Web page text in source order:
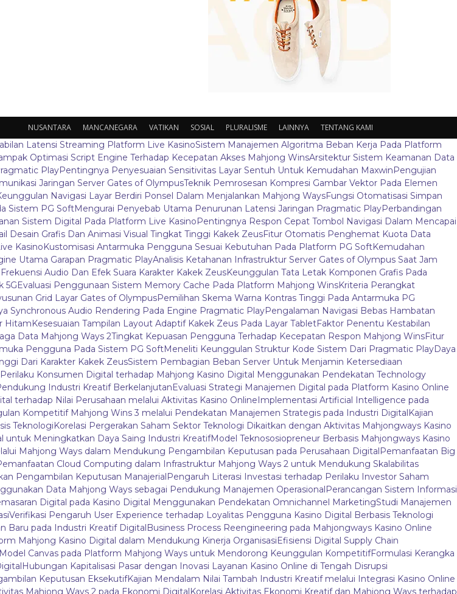
NUSANTARA MANCANEGARA VATIKAN SOSIAL PLURALISME LAINNYA TENTANG KAMI
Latensi Streaming Platform Live KasinoSistem Manajemen Algoritma Beban Kerja Pada Platform
Optimasi Script Engine Terhadap Kecepatan Akses Mahjong WinsArsitektur Sistem Keamanan Data
PlayPentingnya Penyesuaian Sensitivitas Layar Sentuh Untuk Kemudahan MaxwinPengujian
Jaringan Server Gates of OlympusTeknik Pemrosesan Kompresi Gambar Vektor Pada Elemen
Navigasi Layar Berdiri Ponsel Dalam Menjalankan Mahjong WaysFungsi Otomatisasi Simpan
Sistem PG SoftMengurai Penyebab Utama Penurunan Latensi Jaringan Pragmatic PlayPerbandingan
Sistem Digital Pada Platform Live KasinoPentingnya Respon Cepat Tombol Navigasi Dalam Mencapai
Desain Grafis Dan Animasi Visual Tingkat Tinggi Kakek ZeusFitur Otomatis Penghemat Kuota Data
KasinoKustomisasi Antarmuka Pengguna Sesuai Kebutuhan Pada Platform PG SoftKemudahan
Utama Garapan Pragmatic PlayAnalisis Ketahanan Infrastruktur Server Gates of Olympus Saat Jam
Audio Dan Efek Suara Karakter Kakek ZeusKeunggulan Tata Letak Komponen Grafis Pada
5GEvaluasi Penggunaan Sistem Memory Cache Pada Platform Mahjong WinsKriteria Perangkat
Grid Layar Gates of OlympusPemilihan Skema Warna Kontras Tinggi Pada Antarmuka PG
Synchronous Audio Rendering Pada Engine Pragmatic PlayPengalaman Navigasi Bebas Hambatan
HitamKesesuaian Tampilan Layout Adaptif Kakek Zeus Pada Layar TabletFaktor Penentu Kestabilan
Data Mahjong Ways 2Tingkat Kepuasan Pengguna Terhadap Kecepatan Respon Mahjong WinsFitur
Pengguna Pada Sistem PG SoftMeneliti Keunggulan Struktur Kode Sistem Dari Pragmatic PlayDaya
Dari Karakter Kakek ZeusSistem Pembagian Beban Server Untuk Menjamin Ketersediaan
Perilaku Konsumen Digital terhadap Mahjong Kasino Digital Menggunakan Pendekatan Technology
Industri Kreatif BerkelanjutanEvaluasi Strategi Manajemen Digital pada Platform Kasino Online
terhadap Nilai Perusahaan melalui Aktivitas Kasino OnlineImplementasi Artificial Intelligence pada
Kompetitif Mahjong Wins 3 melalui Pendekatan Manajemen Strategis pada Industri DigitalKajian
TeknologiKorelasi Pergerakan Saham Sektor Teknologi Dikaitkan dengan Aktivitas Mahjongways Kasino
untuk Meningkatkan Daya Saing Industri KreatifModel Teknososiopreneur Berbasis Mahjongways Kasino
Mahjong Ways dalam Mendukung Pengambilan Keputusan pada Perusahaan DigitalPemanfaatan Big
Cloud Computing dalam Infrastruktur Mahjong Ways 2 untuk Mendukung Skalabilitas
Pengambilan Keputusan ManajerialPengaruh Literasi Investasi terhadap Perilaku Investor Saham
Data Mahjong Ways sebagai Pendukung Manajemen OperasionalPerancangan Sistem Informasi
Digital pada Kasino Digital Menggunakan Pendekatan Omnichannel MarketingStudi Manajemen
Verifikasi Pengaruh User Experience terhadap Loyalitas Pengguna Kasino Digital Berbasis Teknologi
Baru pada Industri Kreatif DigitalBusiness Process Reengineering pada Mahjongways Kasino Online
Mahjong Kasino Digital dalam Mendukung Kinerja OrganisasiEfisiensi Digital Supply Chain
Model Canvas pada Platform Mahjong Ways untuk Mendorong Keunggulan KompetitifFormulasi Kerangka
Hubungan Kapitalisasi Pasar dengan Inovasi Layanan Kasino Online di Tengah Disrupsi
Keputusan EksekutifKajian Mendalam Nilai Tambah Industri Kreatif melalui Integrasi Kasino Online
Mahjong Ways 2 pada Ekonomi DigitalKorelasi Aktivitas Ekonomi Kreatif dan Mahjong Ways terhadap